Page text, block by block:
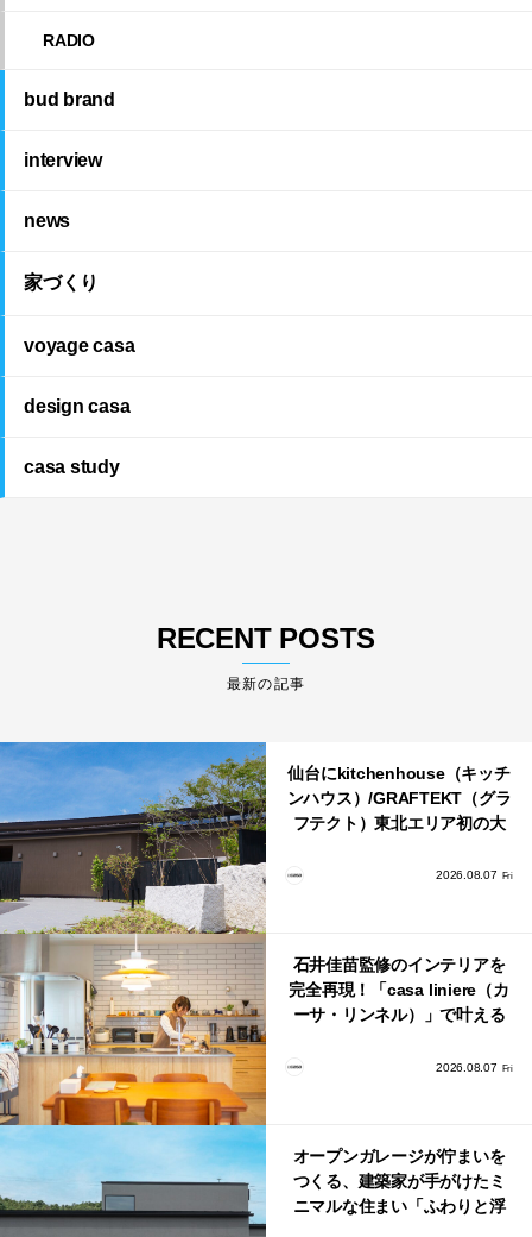
RADIO
bud brand
interview
news
家づくり
voyage casa
design casa
casa study
RECENT POSTS
最新の記事
仙台にkitchenhouse（キッチ
ンハウス）/GRAFTEKT（グラ
フテクト）東北エリア初の大
2026.08.07 Fri
石井佳苗監修のインテリアを
完全再現！「casa liniere（カ
ーサ・リンネル）」で叶える
2026.08.07 Fri
オープンガレージが佇まいを
つくる、建築家が手がけたミ
ニマルな住まい「ふわりと浮